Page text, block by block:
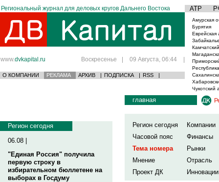
Региональный журнал для деловых кругов Дальнего Востока АТР
www.dvkapital.ru Воскресенье | 09 Августа, 06:44 |
О КОМПАНИИ РЕКЛАМА АРХИВ | ПОДПИСКА | RSS |
Амурская
Бурятия
Еврейская
Чукотский
Регион сегодня
06.08 |
"Единая Россия" получила
первую строку в
избирательном бюллетене на
выборах в Госдуму
главная
Регион сегодня
Компании
Часовой пояс
Финансы
Тема номера
Рынки
Мнение
Отрасль
Проект ДК
Инновации